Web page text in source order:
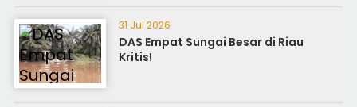
31 Jul 2026
DAS Empat Sungai Besar di Riau
Kritis!